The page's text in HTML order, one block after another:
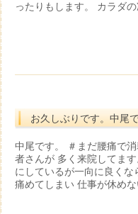
ったりもします。 カラダ
お久しぶりです。中尾
中尾です。 ＃まだ腰痛で
者さんが 多く来院してま
にしているが一向に良くな
痛めてしまい 仕事が休め